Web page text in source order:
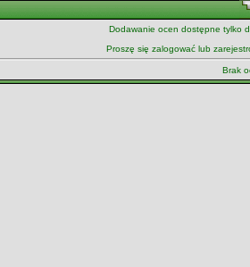
Dodawanie ocen dostępne tylko
Proszę się zalogować lub
Brak